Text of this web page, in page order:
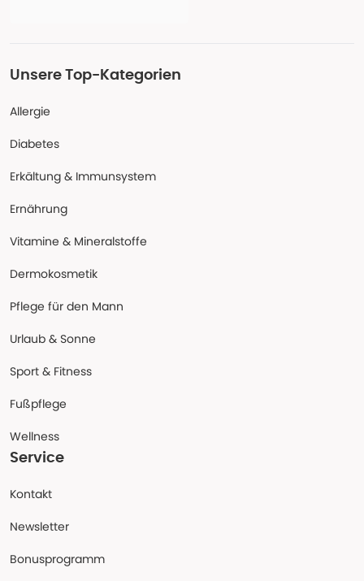
Unsere Top-Kategorien
Allergie
Diabetes
Erkältung & Immunsystem
Ernährung
Vitamine & Mineralstoffe
Dermokosmetik
Pflege für den Mann
Urlaub & Sonne
Sport & Fitness
Fußpflege
Wellness
Service
Kontakt
Newsletter
Bonusprogramm